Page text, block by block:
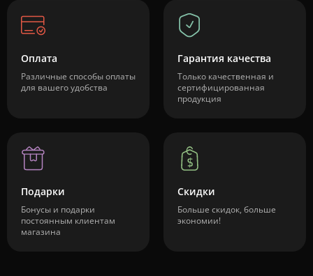
Оплата
Различные способы оплаты
для вашего удобства
Гарантия качества
Только качественная и
сертифицированная
продукция
Подарки
Бонусы и подарки
постоянным клиентам
магазина
Скидки
Больше скидок, больше
экономии!